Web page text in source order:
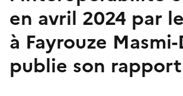
en avril 2024 par
à Fayrouze
publie son rapport